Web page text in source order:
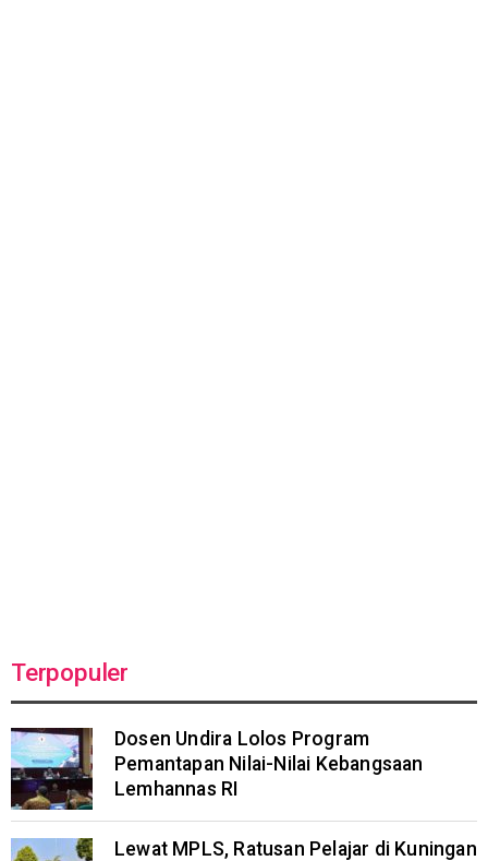
Terpopuler
Dosen Undira Lolos Program
Pemantapan Nilai-Nilai Kebangsaan
Lemhannas RI
Lewat MPLS, Ratusan Pelajar di Kuningan